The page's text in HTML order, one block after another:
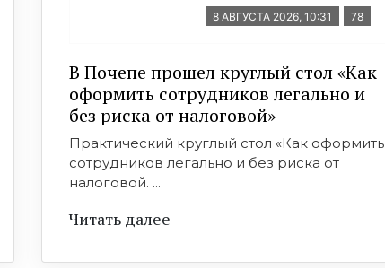
8 АВГУСТА 2026, 10:31 78
В Почепе прошел круглый стол «Как
оформить сотрудников легально и
без риска от налоговой»
Практический круглый стол «Как оформить
сотрудников легально и без риска от
налоговой. ...
Читать далее